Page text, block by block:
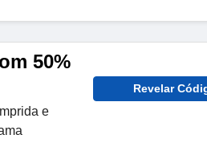
50%
e
Revelar